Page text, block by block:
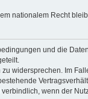
nationalem Recht
und die
widersprechen. Im
wenn der